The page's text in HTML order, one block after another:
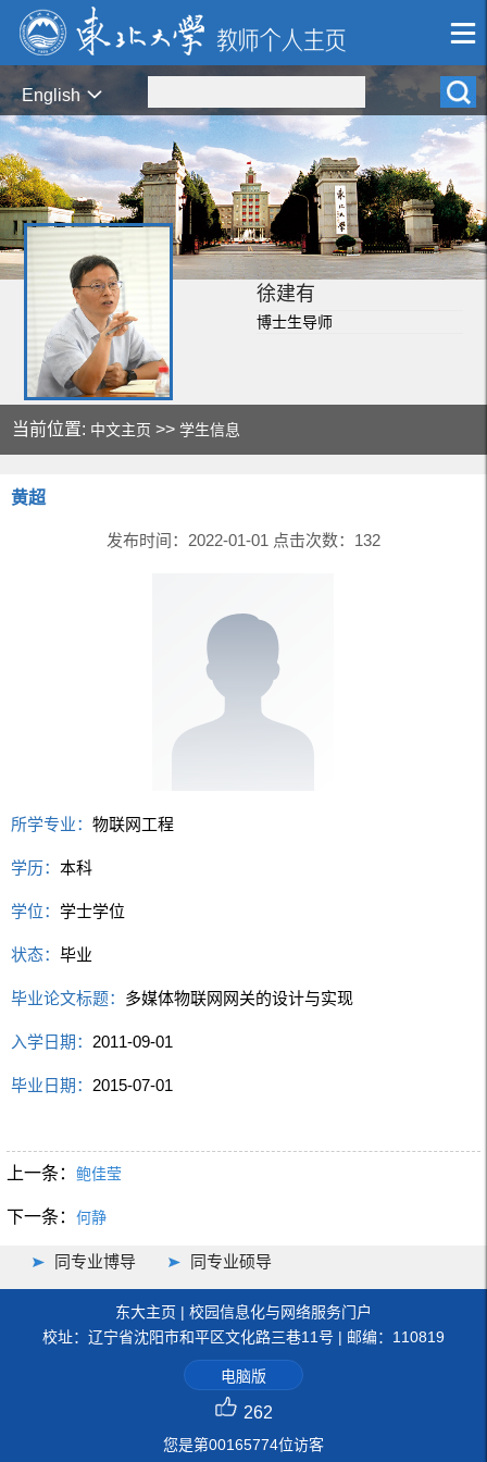
English
徐建有
博士生导师
当前位置: 中文主页 >>学生信息
黄超
发布时间：2022-01-01 点击次数： 132
所学专业：物联网工程
学历：本科
学位：学士学位
状态：毕业
毕业论文标题： 多媒体物联网网关的设计与实现
入学日期： 2011-09-01
毕业日期： 2015-07-01
上一条： 鲍佳莹
下一条： 何静
同专业博导 同专业硕导
东大主页 | 校园信息化与网络服务门户
校址：辽宁省沈阳市和平区文化路三巷11号 | 邮编：110819
电脑版
262
您是第00165774位访客